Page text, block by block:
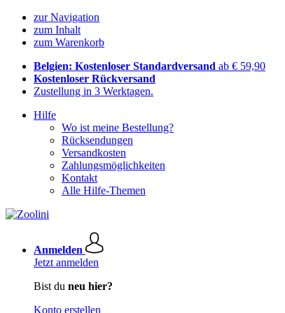
zur Navigation
zum Inhalt
zum Warenkorb
Belgien: Kostenloser Standardversand ab € 59,90
Kostenloser Rückversand
Zustellung in 3 Werktagen.
Hilfe
Wo ist meine Bestellung?
Rücksendungen
Versandkosten
Zahlungsmöglichkeiten
Kontakt
Alle Hilfe-Themen
Anmelden
Jetzt anmelden
Bist du neu hier?
Konto erstellen